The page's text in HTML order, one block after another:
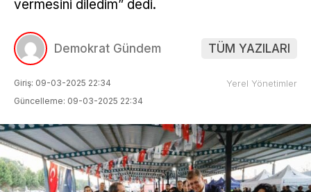
vermesini diledim” dedi.
Demokrat Gündem TÜM YAZILARI
Giriş: 09-03-2025 22:34
Güncelleme: 09-03-2025 22:34
Yerel Yönetimler